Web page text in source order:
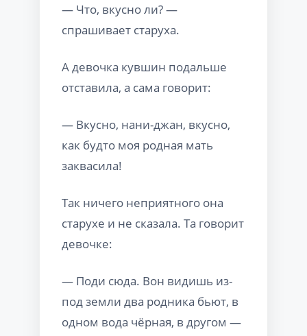
— Что, вкусно ли? —
спрашивает старуха.
А девочка кувшин подальше
отставила, а сама говорит:
— Вкусно, нани-джан, вкусно,
как будто моя родная мать
заквасила!
Так ничего неприятного она
старухе и не сказала. Та говорит
девочке:
— Поди сюда. Вон видишь из-
под земли два родника бьют, в
одном вода чёрная, в другом —